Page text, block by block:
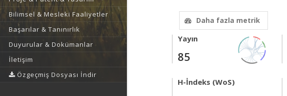
Bilimsel & Mesleki Faaliyetler
Başarılar & Tanınırlık
Duyurular & Dokümanlar
İletişim
Özgeçmiş Dosyası İndir
Daha fazla metrik
Yayın
85
H-İndeks (WoS)